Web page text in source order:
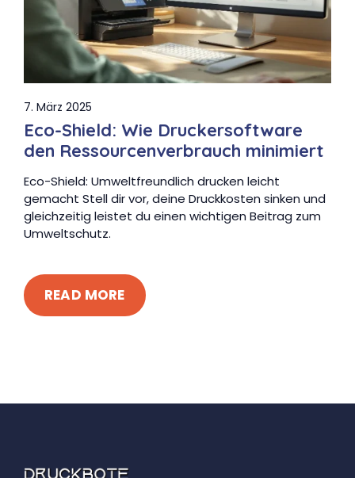
7. März 2025
Eco-Shield: Wie Druckersoftware
den Ressourcenverbrauch minimiert
Eco-Shield: Umweltfreundlich drucken leicht
gemacht Stell dir vor, deine Druckkosten sinken und
gleichzeitig leistet du einen wichtigen Beitrag zum
Umweltschutz.
READ MORE